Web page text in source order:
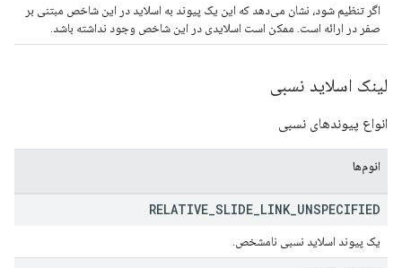
اگر تنظیم شود، نشان می‌دهد که این یک پیوند به اسلاید در این شاخص مبتنی بر
صفر در ارائه است. ممکن است اسلایدی در این شاخص وجود نداشته باشد.
لینک اسلاید نسبی
انواع پیوندهای نسبی
انوم‌ها
RELATIVE SLIDE LINK UNSPECIFIED
یک پیوند اسلاید نسبی نامشخص.